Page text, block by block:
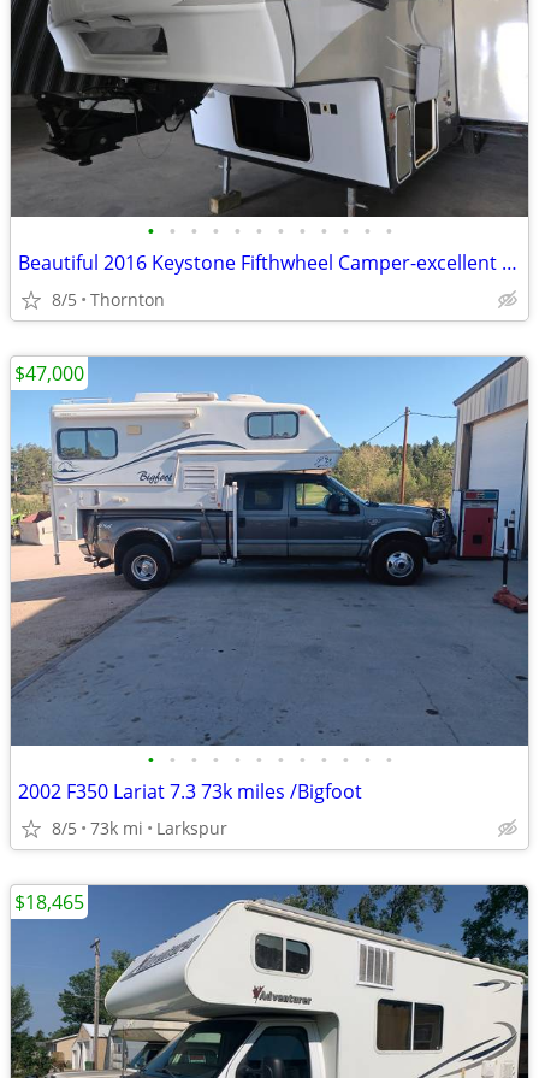
• • • • • • • • • • • •
Beautiful 2016 Keystone Fifthwheel Camper-excellent condition
8/5 Thornton
• • • • • • • • • • • •
2002 F350 Lariat 7.3 73k miles /Bigfoot
8/5 73k mi Larkspur
$47,000
$18,465